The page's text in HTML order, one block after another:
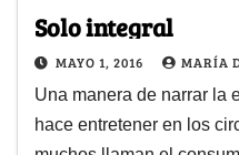
Solo integral
MAYO 1, 2016 MARÍA
Una manera de narrar la
hace entretener en los